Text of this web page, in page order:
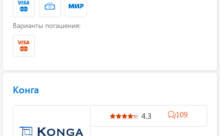
Варианты погашения:
Конга
4.3 109